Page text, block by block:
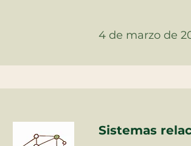
4 de marzo de
Sistemas